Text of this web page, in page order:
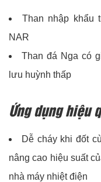
Than nhập khẩu
NAR
Than đá Nga có
lưu huỳnh thấp
Ứng dụng hiệu
Dễ cháy khi đốt
nâng cao hiệu suất
nhà máy nhiệt điện